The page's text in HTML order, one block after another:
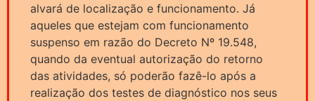
alvará de localização e funcionamento. Já
aqueles que estejam com funcionamento
suspenso em razão do Decreto Nº 19.548,
quando da eventual autorização do retorno
das atividades, só poderão fazê-lo após a
realização dos testes de diagnóstico nos seus